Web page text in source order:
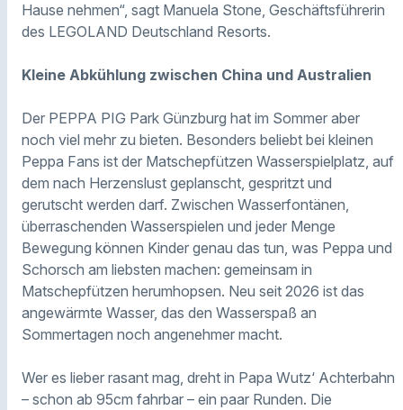
Hause nehmen“, sagt Manuela Stone, Geschäftsführerin
des LEGOLAND Deutschland Resorts.
Kleine Abkühlung zwischen China und Australien
Der PEPPA PIG Park Günzburg hat im Sommer aber
noch viel mehr zu bieten. Besonders beliebt bei kleinen
Peppa Fans ist der Matschepfützen Wasserspielplatz, auf
dem nach Herzenslust geplanscht, gespritzt und
gerutscht werden darf. Zwischen Wasserfontänen,
überraschenden Wasserspielen und jeder Menge
Bewegung können Kinder genau das tun, was Peppa und
Schorsch am liebsten machen: gemeinsam in
Matschepfützen herumhopsen. Neu seit 2026 ist das
angewärmte Wasser, das den Wasserspaß an
Sommertagen noch angenehmer macht.
Wer es lieber rasant mag, dreht in Papa Wutz‘ Achterbahn
– schon ab 95cm fahrbar – ein paar Runden. Die